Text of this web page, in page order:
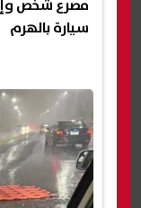
سيارة بالهرم